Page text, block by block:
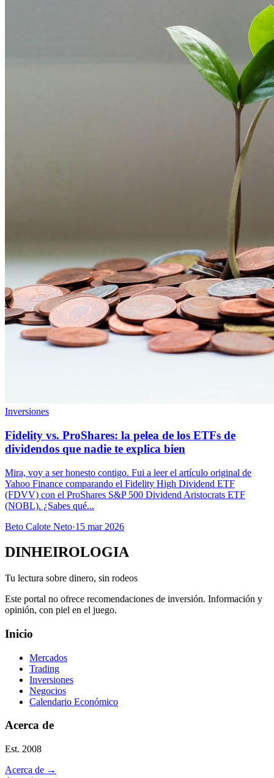
Inversiones
Fidelity vs. ProShares: la pelea de los ETFs de
dividendos que nadie te explica bien
Mira, voy a ser honesto contigo. Fui a leer el artículo original de
Yahoo Finance comparando el Fidelity High Dividend ETF
(FDVV) con el ProShares S&P 500 Dividend Aristocrats ETF
(NOBL). ¿Sabes qué...
Beto Calote Neto·15 mar 2026
DINHEIROLOGIA
Tu lectura sobre dinero, sin rodeos
Este portal no ofrece recomendaciones de inversión. Información y
opinión, con piel en el juego.
Inicio
Mercados
Trading
Inversiones
Negocios
Calendario Económico
Acerca de
Est. 2008
Acerca de →